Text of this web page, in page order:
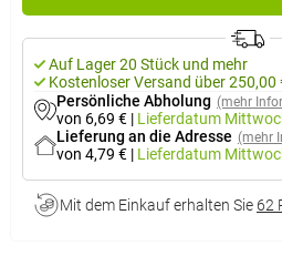
Auf Lager 20 Stück und mehr
Kostenloser Versand über 250,00
Persönliche Abholung (mehr
von 6,69 € | Lieferdatum
Lieferung an die Adresse (mehr
von 4,79 € | Lieferdatum
Mit dem Einkauf erhalten Sie 62